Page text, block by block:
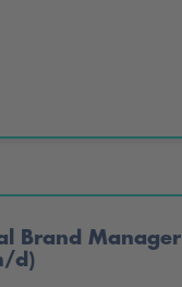
Brand Manager
d)